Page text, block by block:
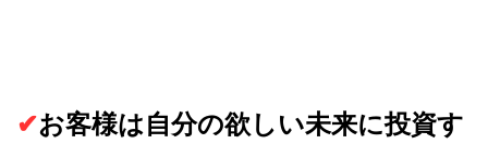
✔お客様は自分の欲しい未来に投資す